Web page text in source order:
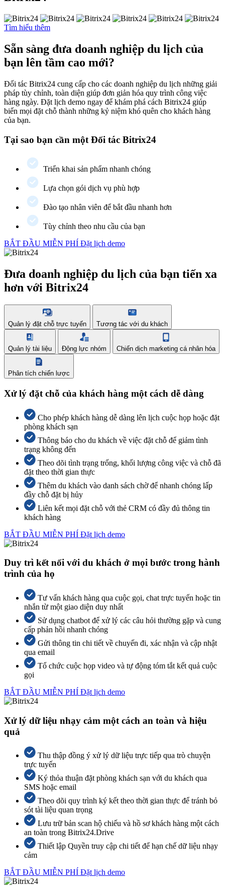
Tìm hiểu thêm
Sẵn sàng đưa doanh nghiệp du lịch của
bạn lên tầm cao mới?
Đối tác Bitrix24 cung cấp cho các doanh nghiệp du lịch những giải
pháp tùy chỉnh, toàn diện giúp đơn giản hóa quy trình công việc
hàng ngày. Đặt lịch demo ngay để khám phá cách Bitrix24 giúp
biến mọi đặt chỗ thành những kỷ niệm khó quên cho khách hàng
của bạn.
Tại sao bạn cần một Đối tác Bitrix24
Triển khai sản phẩm nhanh chóng
Lựa chọn gói dịch vụ phù hợp
Đào tạo nhân viên để bắt đầu nhanh hơn
Tùy chỉnh theo nhu cầu của bạn
BẮT ĐẦU MIỄN PHÍ Đặt lịch demo
Đưa doanh nghiệp du lịch của bạn tiến xa
hơn với Bitrix24
Quản lý đặt chỗ trực tuyến Tương tác với du khách
Quản lý tài liệu Động lực nhóm Chiến dịch marketing cá nhân hóa
Phân tích chiến lược
Xử lý đặt chỗ của khách hàng một cách dễ dàng
Cho phép khách hàng dễ dàng lên lịch cuộc họp hoặc đặt
phòng khách sạn
Thông báo cho du khách về việc đặt chỗ để giảm tình
trạng không đến
Theo dõi tình trạng trống, khối lượng công việc và chỗ đã
đặt theo thời gian thực
Thêm du khách vào danh sách chờ để nhanh chóng lấp
đầy chỗ đặt bị hủy
Liên kết mọi đặt chỗ với thẻ CRM có đầy đủ thông tin
khách hàng
BẮT ĐẦU MIỄN PHÍ Đặt lịch demo
Duy trì kết nối với du khách ở mọi bước trong hành
trình của họ
Tư vấn khách hàng qua cuộc gọi, chat trực tuyến hoặc tin
nhắn từ một giao diện duy nhất
Sử dụng chatbot để xử lý các câu hỏi thường gặp và cung
cấp phản hồi nhanh chóng
Gửi thông tin chi tiết về chuyến đi, xác nhận và cập nhật
qua email
Tổ chức cuộc họp video và tự động tóm tắt kết quả cuộc
gọi
BẮT ĐẦU MIỄN PHÍ Đặt lịch demo
Xử lý dữ liệu nhạy cảm một cách an toàn và hiệu
quả
Thu thập đồng ý xử lý dữ liệu trực tiếp qua trò chuyện
trực tuyến
Ký thỏa thuận đặt phòng khách sạn với du khách qua
SMS hoặc email
Theo dõi quy trình ký kết theo thời gian thực để tránh bỏ
sót tài liệu quan trọng
Lưu trữ bản scan hộ chiếu và hồ sơ khách hàng một cách
an toàn trong Bitrix24.Drive
Thiết lập Quyền truy cập chi tiết để hạn chế dữ liệu nhạy
cảm
BẮT ĐẦU MIỄN PHÍ Đặt lịch demo